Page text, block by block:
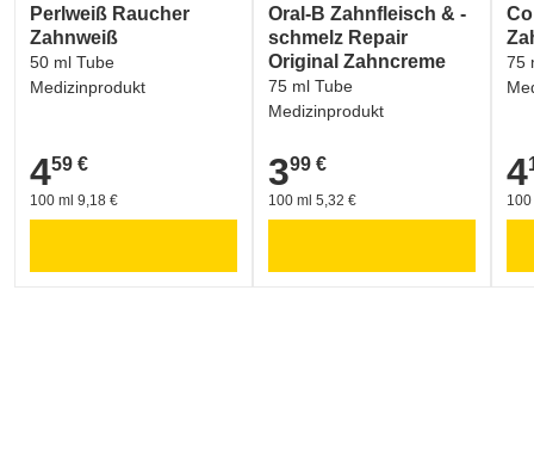
Perlweiß Raucher
Zahnweiß
50 ml Tube
Medizinprodukt
4,59 €
459 €
100 ml 9,18 €
Oral-B Zahnfleisch & -
schmelz Repair
Original Zahncreme
75 ml Tube
Medizinprodukt
3,99 €
399 €
100 ml 5,32 €
75
4